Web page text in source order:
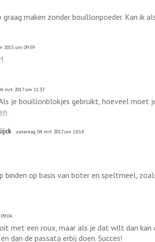
maken zonder bouillonpoeder. Kan ik
2015 om 09:59
mrt 2017 om 11:37
je bouillonblokjes gebruikt, hoeveel moet
zaterdag 04 mrt 2017 om 18:18
binden op basis van boter en speltmeel,
met een roux, maar als je dat wilt dan
dan de passata erbij doen. Succes!